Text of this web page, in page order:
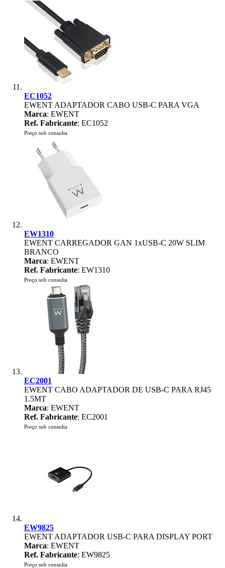
EC1052
EWENT ADAPTADOR CABO USB-C PARA VGA
Marca: EWENT
Ref. Fabricante: EC1052
Preço sob consulta
EW1310
EWENT CARREGADOR GAN 1xUSB-C 20W SLIM
BRANCO
Marca: EWENT
Ref. Fabricante: EW1310
Preço sob consulta
EC2001
EWENT CABO ADAPTADOR DE USB-C PARA RJ45
1.5MT
Marca: EWENT
Ref. Fabricante: EC2001
Preço sob consulta
EW9825
EWENT ADAPTADOR USB-C PARA DISPLAY PORT
Marca: EWENT
Ref. Fabricante: EW9825
Preço sob consulta